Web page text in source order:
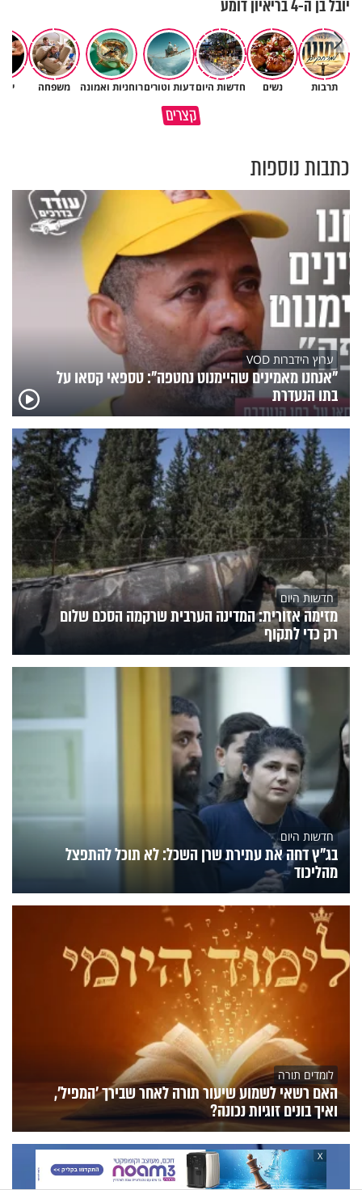
יובל בן ה-4 בריאיון דומע
תרבות נשים חדשות היוםדעות וטוריםרוחניות ואמונה משפחה
קצרים
לפעמים המערכת מפספסת את
מותר לנשוף על בוטנים כדי
כתבות נוספות
ערוץ הידברות VOD
"אנחנו מאמינים שהיימנוט נחטפה": טספאי קסאו על
בתו הנעדרת
חדשות היום
מזימה אזורית: המדינה הערבית שרקמה הסכם שלום
רק כדי לתקוף
חדשות היום
בג"ץ דחה את עתירת שרן השכל: לא תוכל להתפצל
מהליכוד
לומדים תורה
האם רשאי לשמוע שיעור תורה לאחר שבירך 'המפיל',
ואיך בונים זוגיות נכונה?
X